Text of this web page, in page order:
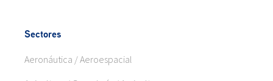
Sectores
Aeronáutica / Aeroespacial